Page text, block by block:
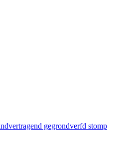
gegrondverfd stomp